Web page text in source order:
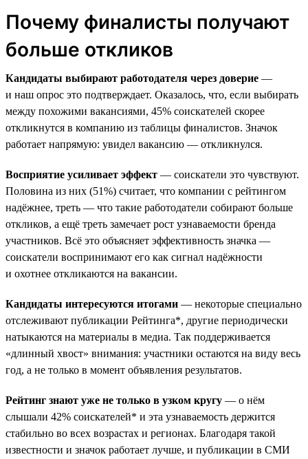
Почему финалисты получают
больше откликов
Кандидаты выбирают работодателя через доверие —
и наш опрос это подтверждает. Оказалось, что, если выбирать
между похожими вакансиями, 45% соискателей скорее
откликнутся в компанию из таблицы финалистов. Значок
работает напрямую: увидел вакансию — откликнулся.
Восприятие усиливает эффект — соискатели это чувствуют.
Половина из них (51%) считает, что компании с рейтингом
надёжнее, треть — что такие работодатели собирают больше
откликов, а ещё треть замечает рост узнаваемости бренда
участников. Всё это объясняет эффективность значка —
соискатели воспринимают его как сигнал надёжности
и охотнее откликаются на вакансии.
Кандидаты интересуются итогами — некоторые специально
отслеживают публикации Рейтинга*, другие периодически
натыкаются на материалы в медиа. Так поддерживается
«длинный хвост» внимания: участники остаются на виду весь
год, а не только в момент объявления результатов.
Рейтинг знают уже не только в узком кругу — о нём
слышали 42% соискателей* и эта узнаваемость держится
стабильно во всех возрастах и регионах. Благодаря такой
известности и значок работает лучше, и публикации в СМИ